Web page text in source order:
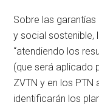
Sobre las
y social sostenible,
“atendiendo los
(que será aplicado
ZVTN y en los
identificarán los